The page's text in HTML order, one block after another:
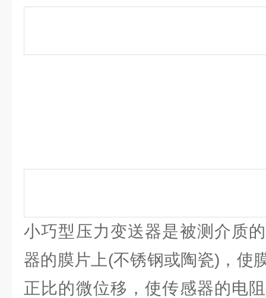
小巧型压力变送器是被测介质
器的膜片上(不锈钢或陶瓷)，使
正比的微位移，使传感器的电